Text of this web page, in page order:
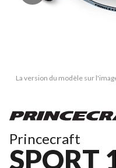
La version du modèle sur
Princecraft
SPORT